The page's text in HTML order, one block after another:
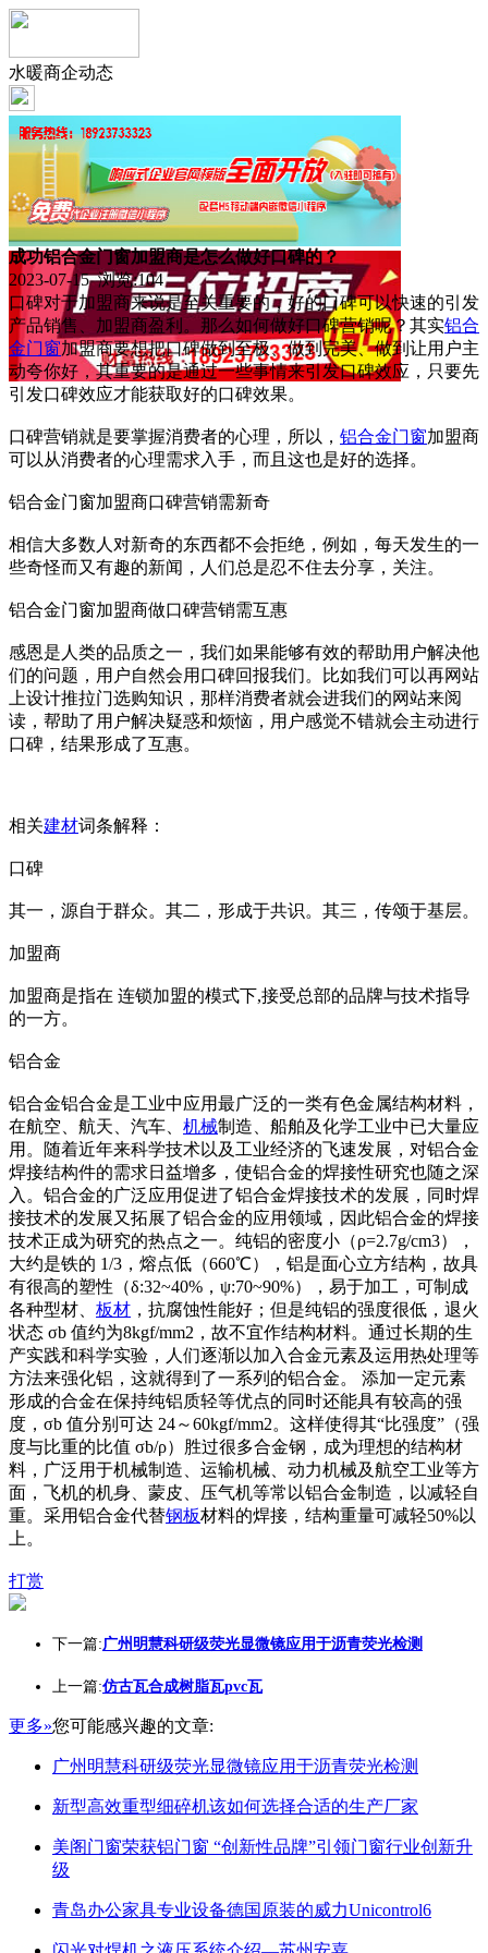
水暖商企动态
成功铝合金门窗加盟商是怎么做好口碑的？
2023-07-15 浏览:104
口碑对于加盟商来说是至关重要的，好的口碑可以快速的引发
产品销售、加盟商盈利。那么如何做好口碑营销呢？其实铝合
金门窗加盟商要想把口碑做到至极、做到完美、做到让用户主
动夸你好，其重要的是通过一些事情来引发口碑效应，只要先
引发口碑效应才能获取好的口碑效果。
口碑营销就是要掌握消费者的心理，所以， 铝合金门窗加盟商
可以从消费者的心理需求入手，而且这也是好的选择。
铝合金门窗加盟商口碑营销需新奇
相信大多数人对新奇的东西都不会拒绝，例如，每天发生的一
些奇怪而又有趣的新闻，人们总是忍不住去分享，关注。
铝合金门窗加盟商做口碑营销需互惠
感恩是人类的品质之一，我们如果能够有效的帮助用户解决他
们的问题，用户自然会用口碑回报我们。比如我们可以再网站
上设计推拉门选购知识，那样消费者就会进我们的网站来阅
读，帮助了用户解决疑惑和烦恼，用户感觉不错就会主动进行
口碑，结果形成了互惠。
相关建材词条解释：
口碑
其一，源自于群众。其二，形成于共识。其三，传颂于基层。
加盟商
加盟商是指在 连锁加盟的模式下,接受总部的品牌与技术指导
的一方。
铝合金
铝合金铝合金是工业中应用最广泛的一类有色金属结构材料，
在航空、航天、汽车、 机械制造、船舶及化学工业中已大量应
用。随着近年来科学技术以及工业经济的飞速发展，对铝合金
焊接结构件的需求日益增多，使铝合金的焊接性研究也随之深
入。铝合金的广泛应用促进了铝合金焊接技术的发展，同时焊
接技术的发展又拓展了铝合金的应用领域，因此铝合金的焊接
技术正成为研究的热点之一。纯铝的密度小（ρ=2.7g/cm3），
大约是铁的 1/3，熔点低（660℃），铝是面心立方结构，故具
有很高的塑性（δ:32~40%，ψ:70~90%），易于加工，可制成
各种型材、 板材 ，抗腐蚀性能好；但是纯铝的强度很低，退火
状态 σb 值约为8kgf/mm2，故不宜作结构材料。通过长期的生
产实践和科学实验，人们逐渐以加入合金元素及运用热处理等
方法来强化铝，这就得到了一系列的铝合金。 添加一定元素
形成的合金在保持纯铝质轻等优点的同时还能具有较高的强
度，σb 值分别可达 24～60kgf/mm2。这样使得其“比强度”（强
度与比重的比值 σb/ρ）胜过很多合金钢，成为理想的结构材
料，广泛用于机械制造、运输机械、动力机械及航空工业等方
面，飞机的机身、蒙皮、压气机等常以铝合金制造，以减轻自
重。采用铝合金代替钢板材料的焊接，结构重量可减轻50%以
上。
打赏
下一篇:广州明慧科研级荧光显微镜应用于沥青荧光检测
上一篇:仿古瓦合成树脂瓦pvc瓦
更多»您可能感兴趣的文章:
广州明慧科研级荧光显微镜应用于沥青荧光检测
新型高效重型细碎机该如何选择合适的生产厂家
美阁门窗荣获铝门窗 “创新性品牌”引领门窗行业创新升
级
青岛办公家具专业设备德国原装的威力Unicontrol6